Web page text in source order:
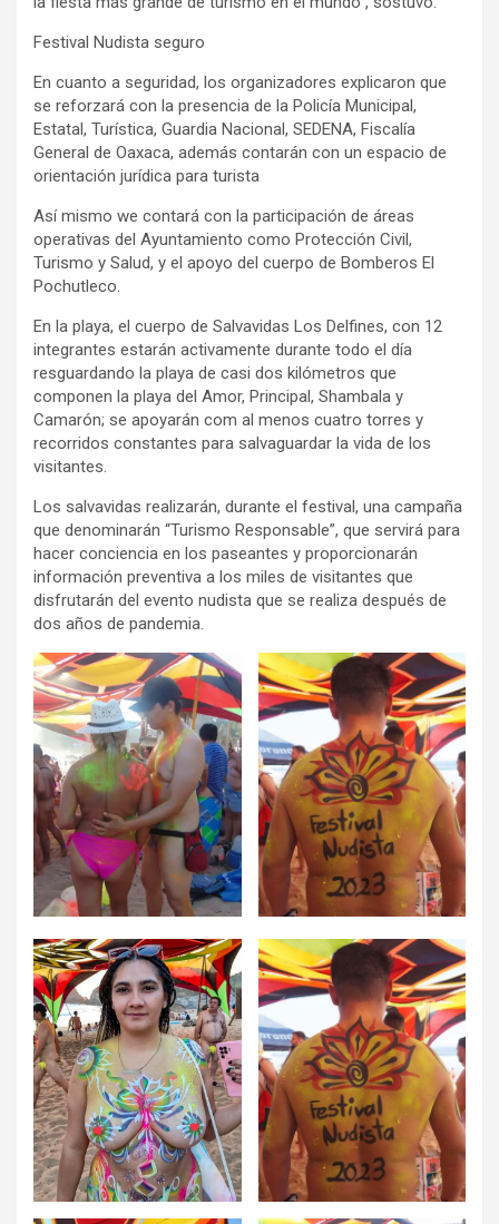
Festival Nudista seguro
En cuanto a seguridad, los organizadores explicaron que
se reforzará con la presencia de la Policía Municipal,
Estatal, Turística, Guardia Nacional, SEDENA, Fiscalía
General de Oaxaca, además contarán con un espacio de
orientación jurídica para turista
Así mismo we contará con la participación de áreas
operativas del Ayuntamiento como Protección Civil,
Turismo y Salud, y el apoyo del cuerpo de Bomberos El
Pochutleco.
En la playa, el cuerpo de Salvavidas Los Delfines, con 12
integrantes estarán activamente durante todo el día
resguardando la playa de casi dos kilómetros que
componen la playa del Amor, Principal, Shambala y
Camarón; se apoyarán com al menos cuatro torres y
recorridos constantes para salvaguardar la vida de los
visitantes.
Los salvavidas realizarán, durante el festival, una campaña
que denominarán “Turismo Responsable”, que servirá para
hacer conciencia en los paseantes y proporcionarán
información preventiva a los miles de visitantes que
disfrutarán del evento nudista que se realiza después de
dos años de pandemia.